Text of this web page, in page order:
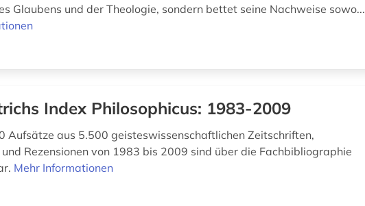
Glaubens und der Theologie, sondern bettet seine Nachweise sowo...
Index Philosophicus: 1983-2009
Aufsätze aus 5.500 geisteswissenschaftlichen Zeitschriften,
Rezensionen von 1983 bis 2009 sind über die Fachbibliographie
Mehr Informationen